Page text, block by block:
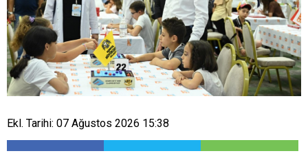
Ekl. Tarihi: 07 Ağustos 2026 15:38